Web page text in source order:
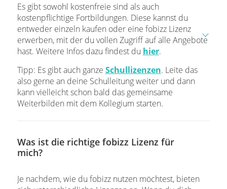
Es gibt sowohl kostenfreie sind als auch
kostenpflichtige Fortbildungen. Diese kannst du
entweder einzeln kaufen oder eine fobizz Lizenz
erwerben, mit der du vollen Zugriff auf alle Angebote
hast. Weitere Infos dazu findest du hier.
Tipp: Es gibt auch ganze Schullizenzen. Leite das
also gerne an deine Schulleitung weiter und dann
kann vielleicht schon bald das gemeinsame
Weiterbilden mit dem Kollegium starten.
Was ist die richtige fobizz Lizenz für
mich?
Je nachdem, wie du fobizz nutzen möchtest, bieten